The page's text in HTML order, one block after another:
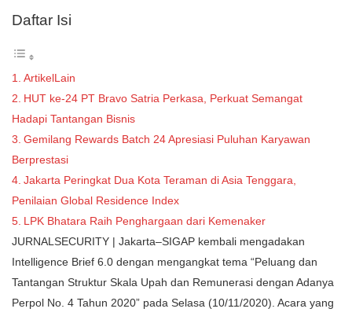
Daftar Isi
ArtikelLain
HUT ke-24 PT Bravo Satria Perkasa, Perkuat Semangat
Hadapi Tantangan Bisnis
Gemilang Rewards Batch 24 Apresiasi Puluhan Karyawan
Berprestasi
Jakarta Peringkat Dua Kota Teraman di Asia Tenggara,
Penilaian Global Residence Index
LPK Bhatara Raih Penghargaan dari Kemenaker
JURNALSECURITY | Jakarta–SIGAP kembali mengadakan
Intelligence Brief 6.0 dengan mengangkat tema “Peluang dan
Tantangan Struktur Skala Upah dan Remunerasi dengan Adanya
Perpol No. 4 Tahun 2020” pada Selasa (10/11/2020). Acara yang